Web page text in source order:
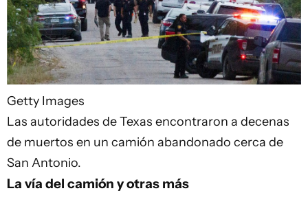
Getty Images
Las autoridades de Texas encontraron a decenas
de muertos en un camión abandonado cerca de
San Antonio.
La vía del camión y otras más